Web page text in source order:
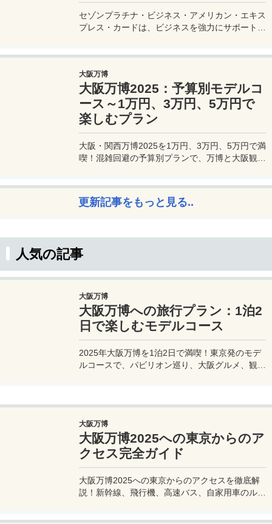
セゾンプラチナ・ビジネス・アメリカン・エキス
プレス・カードは、ビジネスを強力にサポートす
最適です。初年度の年会費無料も魅力。ステータ
スと実用性を兼ね備えたビジネスカードで、あな
たのビジネスをワンランクアップさせませんか？
大阪万博
大阪万博2025：予算別モデルコ
ース～1万円、3万円、5万円で
楽しむプラン
大阪・関西万博2025を1万円、3万円、5万円で満
喫！混雑回避の予算別プランで、万博と大阪観光
更新記事をもっと見る..
人気の記事
大阪万博
大阪万博への旅行プラン：1泊2
日で楽しむモデルコース
2025年大阪万博を1泊2日で満喫！東京発のモデ
ルコースで、パビリオン巡り、大阪グルメ、観光
大阪万博
大阪万博2025への東京からのア
クセス完全ガイド
大阪万博2025への東京からのアクセスを徹底解
説！新幹線、飛行機、高速バス、自家用車のルー